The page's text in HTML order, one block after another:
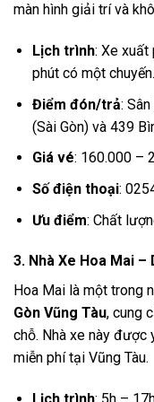
màn hình giải trí và
Lịch trình: Xe xuất
phút có một chuyến.
Điểm đón/trả:
(Sài Gòn) và 439
Giá vé: 160.000 –
Số điện thoại:
Ưu điểm: Chất
3. Nhà Xe Hoa Mai
Hoa Mai là một trong
Gòn Vũng Tàu, cung
chỗ. Nhà xe này được
miễn phí tại Vũng Tàu.